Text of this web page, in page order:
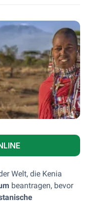
Welt, die Kenia
beantragen, bevor